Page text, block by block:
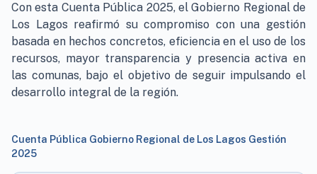
Con esta Cuenta Pública 2025, el Gobierno Regional de
Los Lagos reafirmó su compromiso con una gestión
basada en hechos concretos, eficiencia en el uso de los
recursos, mayor transparencia y presencia activa en
las comunas, bajo el objetivo de seguir impulsando el
desarrollo integral de la región.
play_arrow
Cuenta Pública Gobierno Regional de Los Lagos Gestión
2025